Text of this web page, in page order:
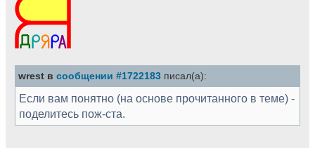
wrest в сообщении #1722183 писал(а):
Если вам понятно (на основе прочитанного в теме) -
поделитесь пож-ста.